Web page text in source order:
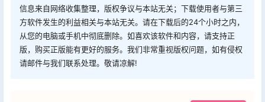
信息来自网络收集整理，版权争议与本站无关；下载使用者与第三
方软件发生的利益相关与本站无关。请在下载后的24个小时之内，
从您的电脑或手机中彻底删除。如喜欢该软件和内容，请支持正
版，购买正版能有更好的服务。我们非常重视版权问题，如有侵权
请邮件与我们联系处理。敬请凉解!